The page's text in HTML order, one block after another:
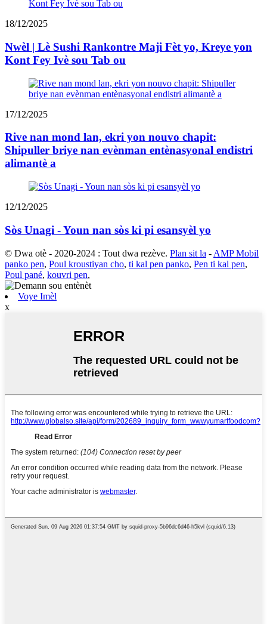
18/12/2025
Nwèl | Lè Sushi Rankontre Maji Fèt yo, Kreye yon
Kont Fey Ivè sou Tab ou
17/12/2025
Rive nan mond lan, ekri yon nouvo chapit:
Shipuller briye nan evènman entènasyonal endistri
alimantè a
12/12/2025
Sòs Unagi - Youn nan sòs ki pi esansyèl yo
© Dwa otè - 2020-2024 : Tout dwa rezève. Plan sit la - AMP Mobil
panko pen, Poul kroustiyan cho, ti kal pen panko, Pen ti kal pen,
Poul pané, kouvri pen,
Voye Imèl
x